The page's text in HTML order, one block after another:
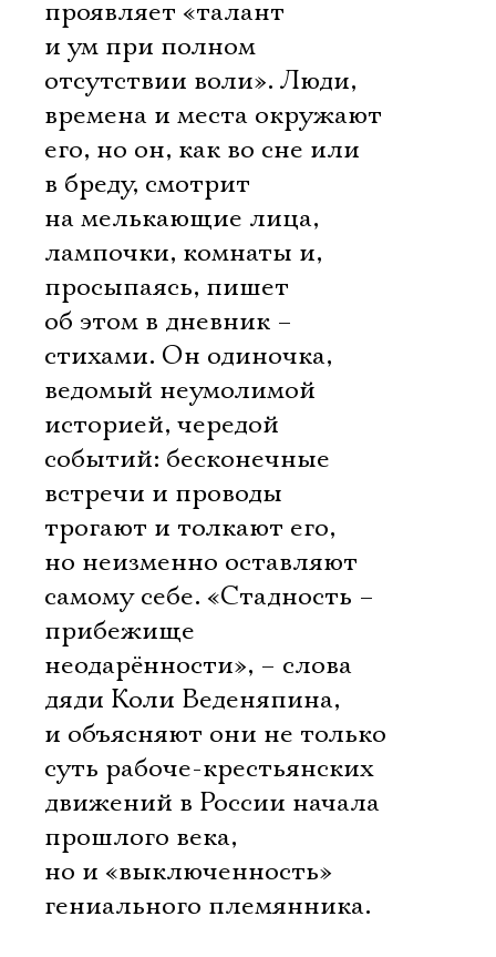
проявляет «талант
и ум при полном
отсутствии воли». Люди,
времена и места окружают
его, но он, как во сне или
в бреду, смотрит
на мелькающие лица,
лампочки, комнаты и,
просыпаясь, пишет
об этом в дневник –
стихами. Он одиночка,
ведомый неумолимой
историей, чередой
событий: бесконечные
встречи и проводы
трогают и толкают его,
но неизменно оставляют
самому себе. «Стадность –
прибежище
неодарённости», – слова
дяди Коли Веденяпина,
и объясняют они не только
суть рабоче-крестьянских
движений в России начала
прошлого века,
но и «выключенность»
гениального племянника.